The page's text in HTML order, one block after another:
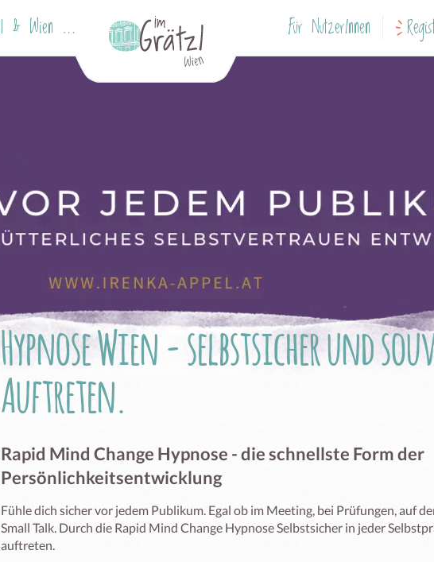
Rochusviertel & Wien Mitte Für NutzerInnen
Hypnose Wien - selbstsicher und
Auftreten.
Rapid Mind Change Hypnose - die schnellste Form der
Persönlichkeitsentwicklung
Fühle dich sicher vor jedem Publikum. Egal ob im Meeting, bei Prüfungen, auf
Small Talk. Durch die Rapid Mind Change Hypnose Selbstsicher in jeder
auftreten.